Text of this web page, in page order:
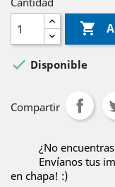

 Disponible
Compartir
¿No
Envíanos tus
en chapa! :)